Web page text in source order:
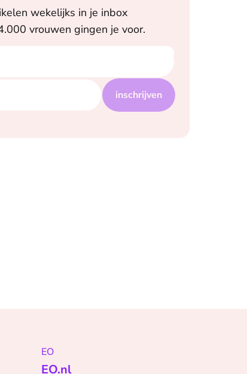
wekelijks in je inbox
vrouwen gingen je voor.
inschrijven
EO
EO.nl